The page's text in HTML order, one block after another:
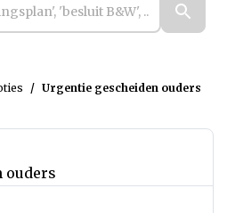
Urgentie gescheiden ouders
ouders